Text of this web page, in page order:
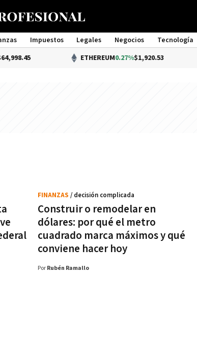
Impuestos Legales Negocios Tecnología
Management
ETHEREUM0.27%$1,920.53
Construir o remodelar en
dólares: por qué el metro
cuadrado marca máximos y qué
conviene hacer hoy
FINANZAS / decisión complicada
Por Rubén Ramallo